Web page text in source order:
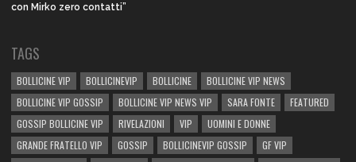
con Mirko zero contatti”
TAGS
BOLLICINE VIP BOLLICINEVIP BOLLICINE
BOLLICINE VIP NEWS
BOLLICINE VIP GOSSIP
BOLLICINE VIP NEWS VIP SARA FONTE
FEATURED
GOSSIP BOLLICINE VIP
RIVELAZIONI VIP
UOMINI E DONNE
GRANDE FRATELLO VIP
GOSSIP BOLLICINEVIP GOSSIP
GF VIP